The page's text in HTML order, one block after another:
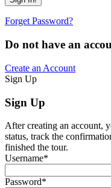
Forget Password?
Do not have an
Create an Account
Sign Up
Sign Up
After creating an account,
status, track the
finished the tour.
Username*
Password*